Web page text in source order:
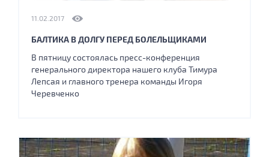
11.02.2017
БАЛТИКА В ДОЛГУ ПЕРЕД БОЛЕЛЬЩИКАМИ
В пятницу состоялась пресс-конференция
генерального директора нашего клуба Тимура
Лепсая и главного тренера команды Игоря
Черевченко